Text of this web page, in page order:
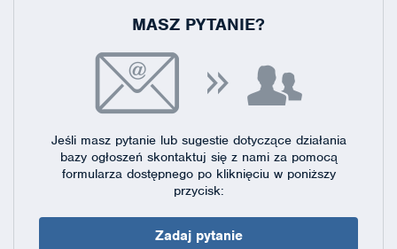
MASZ PYTANIE?
Jeśli masz pytanie lub sugestie dotyczące działania
bazy ogłoszeń skontaktuj się z nami za pomocą
formularza dostępnegopo kliknięciu w poniższy
przycisk:
Zadaj pytanie